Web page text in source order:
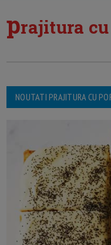
prajitura
NOUTATI PRAJITURA CU